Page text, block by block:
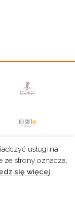
Polityka
Prywatności
usługi na
ze strony oznacza,
się więcej